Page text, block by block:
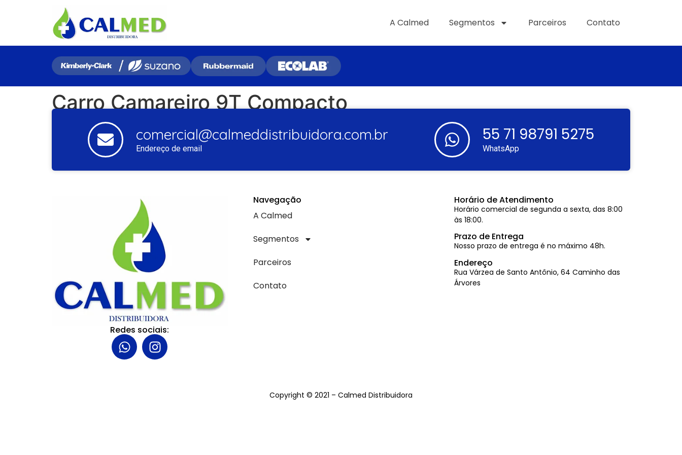
A Calmed Segmentos Parceiros Contato
Carro Camareiro 9T Compacto
comercial@calmeddistribuidora.com.br
Endereço de email
55 71 98791 5275
WhatsApp
Redes sociais:
Navegação
A Calmed
Segmentos
Parceiros
Contato
Horário de Atendimento
Horário comercial de segunda a sexta, das 8:00
às 18:00.
Prazo de Entrega
Nosso prazo de entrega é no máximo 48h.
Endereço
Rua Várzea de Santo Antônio, 64 Caminho das
Árvores
Copyright © 2021 – Calmed Distribuidora